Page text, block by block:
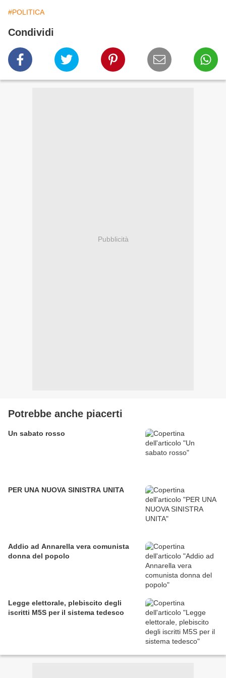
#POLITICA
Condividi
Pubblicità
Potrebbe anche piacerti
Un sabato rosso
PER UNA NUOVA SINISTRA UNITA
Addio ad Annarella vera comunista
donna del popolo
Legge elettorale, plebiscito degli
iscritti M5S per il sistema tedesco